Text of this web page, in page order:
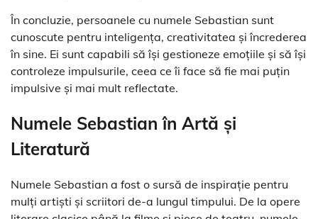
În concluzie, persoanele cu numele Sebastian sunt
cunoscute pentru inteligența, creativitatea și încrederea
în sine. Ei sunt capabili să își gestioneze emoțiile și să își
controleze impulsurile, ceea ce îi face să fie mai puțin
impulsive și mai mult reflectate.
Numele Sebastian în Artă și
Literatură
Numele Sebastian a fost o sursă de inspirație pentru
mulți artiști și scriitori de-a lungul timpului. De la opere